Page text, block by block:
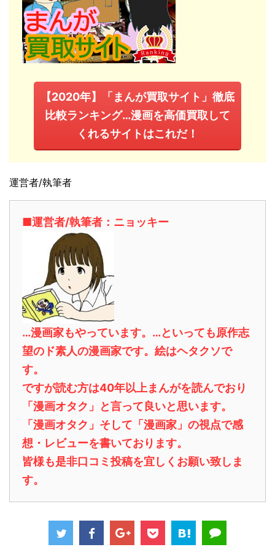
【2020年】「まんが買取サイト」徹底
比較ランキング…漫画を高価買取して
くれるサイトはこれだ！
運営者/執筆者
■運営者/執筆者：ニョッキー
…漫画家もやっています。…といっても原作志
望のド素人の漫画家です。絵はヘタクソで
す。
ですが読む方は40年以上まんがを読んでおり
「漫画オタク」と言って良いと思います。
「漫画オタク」そして「漫画家」の視点で感
想・レビューを書いております。
皆様も是非口コミ投稿を宜しくお願い致しま
す。